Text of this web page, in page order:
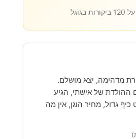
בגוגל
מדהימה, יצא מושלם.
ההולדת של אישתי, הגיע
גדול, מחיר הוגן, אין מה